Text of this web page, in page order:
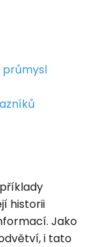
průmysl
historii
Jako
i tato